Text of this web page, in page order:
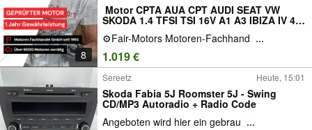
8
️ Motor CPTA AUA CPT AUDI SEAT VW
SKODA 1.4 TFSI TSI 16V A1 A3 IBIZA IV 4
CORDOBA II 2 INCA FABIA I 1 CADDY 75PS
140PS Überholt Komplett Instandsetzung
Gebraucht Mit
⚙️Fair-Motors Motoren-Fachhand ...
1.019 €
Sereetz Heute, 15:01
Skoda Fabia 5J Roomster 5J - Swing
CD/MP3 Autoradio + Radio Code
Angeboten wird hier ein gebrau ...